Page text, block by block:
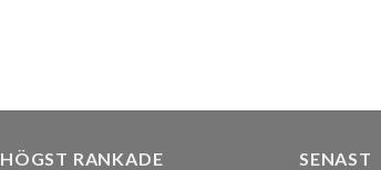
HÖGST RANKADE SENAST